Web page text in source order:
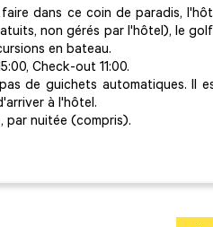
dans ce coin de paradis,
non gérés par l'hôtel), le
en bateau.
Check-out 11:00.
de guichets automatiques. Il
à l'hôtel.
par nuitée (compris).